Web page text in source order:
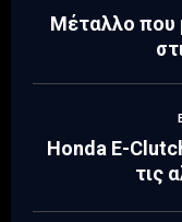
Μέταλλο που
Honda E-
τις